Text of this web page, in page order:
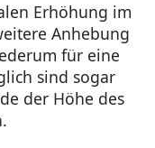
Erhöhung im
Anhebung
für eine
sind sogar
der Höhe des